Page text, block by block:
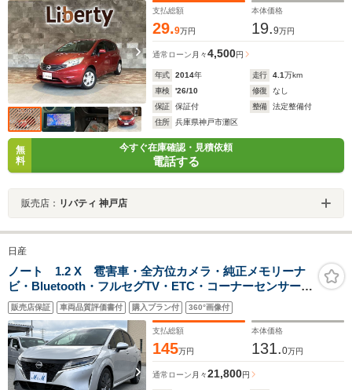
支払総額
29.9万円
本体価格
19.9万円
通常ローン 月々4,500円
年式 2014年 走行 4.1万km
車検
'26/10 修復
なし
保証
保証付 整備
法定整備付
住所
兵庫県神戸市灘区
無
料
今すぐ在庫確認・見積依頼
電話する
販売店： リバティ 神戸店
日産
ノート 1.2 X 雹害車・全方位カメラ・純正メモリーナ
ビ・Bluetooth・フルセグTV・ETC・コーナーセンサー・
スマートキー・LEDヘッドライト・LEDフォグランプ・
衝突被害軽減ブレーキ・ブラインドスポットモニター・
オートライト
販売店保証 車両品質評価書付 購入プラン付 360°画像付
支払総額
145万円
本体価格
131.0万円
通常ローン 月々21,800円